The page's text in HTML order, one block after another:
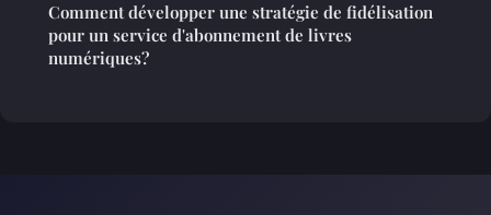
Comment développer une stratégie de fidélisation
pour un service d'abonnement de livres
numériques?